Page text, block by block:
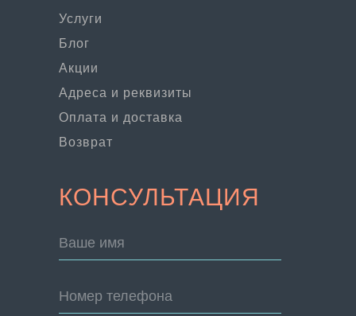
Услуги
Адреса и реквизиты
КОНСУЛЬТАЦИЯ
Ваше имя
Номер телефона
Оплата и доставка
Возврат
Блог
Акции